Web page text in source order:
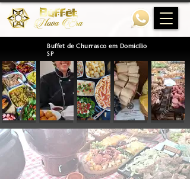
Buffet de Churrasco em Domicílio
SP